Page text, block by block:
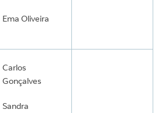
Ema Oliveira
Carlos
Gonçalves
Sandra